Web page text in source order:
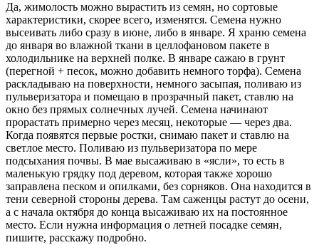
Да, жимолость можно вырастить из семян, но сортовые
характеристики, скорее всего, изменятся. Семена нужно
высеивать либо сразу в июне, либо в январе. Я храню семена
до января во влажной ткани в целлофановом пакете в
холодильнике на верхней полке. В январе сажаю в грунт
(перегной + песок, можно добавить немного торфа). Семена
раскладываю на поверхности, немного засыпая, поливаю из
пульверизатора и помещаю в прозрачный пакет, ставлю на
окно без прямых солнечных лучей. Семена начинают
прорастать примерно через месяц, некоторые — через два.
Когда появятся первые ростки, снимаю пакет и ставлю на
светлое место. Поливаю из пульверизатора по мере
подсыхания почвы. В мае высаживаю в «ясли», то есть в
маленькую грядку под деревом, которая также хорошо
заправлена песком и опилками, без сорняков. Она находится в
тени северной стороны дерева. Там саженцы растут до осени,
а с начала октября до конца высаживаю их на постоянное
место. Если нужна информация о летней посадке семян,
пишите, расскажу подробно.